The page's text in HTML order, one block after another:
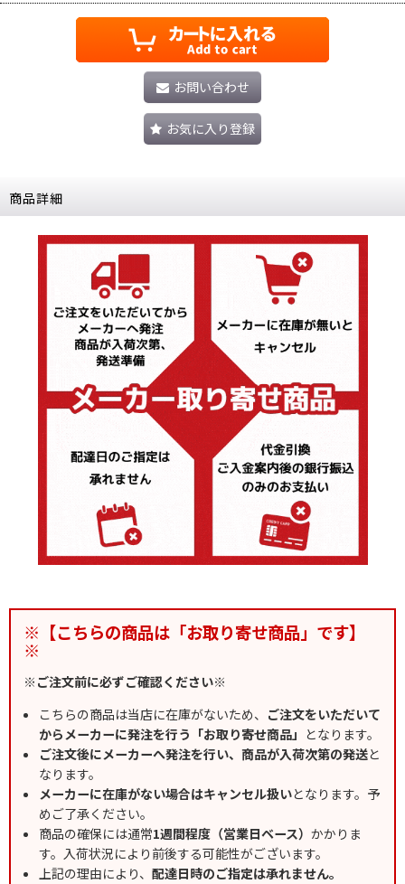
お問い合わせ
お気に入り登録
商品詳細
※【こちらの商品は「お取り寄せ商品」です】
※
※ご注文前に必ずご確認ください※
こちらの商品は当店に在庫がないため、 ご注文をいただいて
からメーカーに発注を行う「お取り寄せ商品」 となります。
ご注文後にメーカーへ発注を行い、商品が入荷次第の発送と
なります。
メーカーに在庫がない場合はキャンセル扱いとなります。予
めご了承ください。
商品の確保には通常1週間程度（営業日ベース） かかりま
す。入荷状況により前後する可能性がございます。
上記の理由により、 配達日時のご指定は承れません。